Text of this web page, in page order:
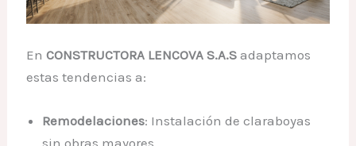
EnCONSTRUCTORA LENCOVA S.A.S adaptamos
estas tendencias a:
Remodelaciones: Instalación de claraboyas